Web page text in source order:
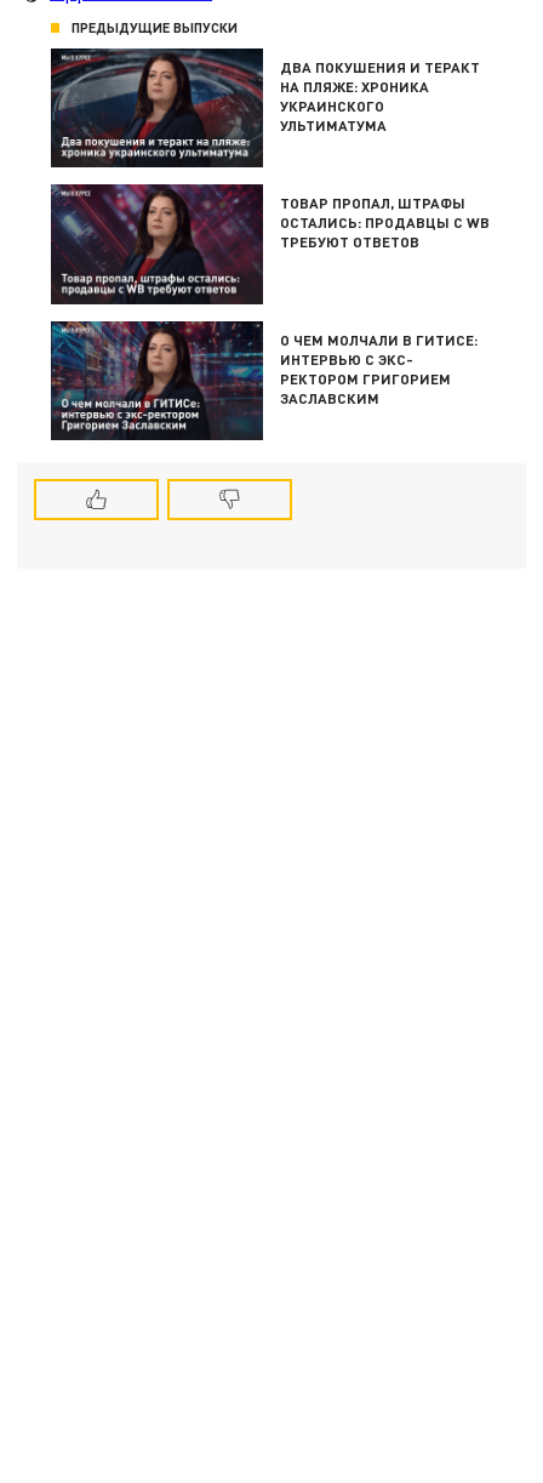
ПРЕДЫДУЩИЕ ВЫПУСКИ
ДВА ПОКУШЕНИЯ И ТЕРАКТ
НА ПЛЯЖЕ: ХРОНИКА
УКРАИНСКОГО
УЛЬТИМАТУМА
ТОВАР ПРОПАЛ, ШТРАФЫ
ОСТАЛИСЬ: ПРОДАВЦЫ С WB
ТРЕБУЮТ ОТВЕТОВ
О ЧЕМ МОЛЧАЛИ В ГИТИСЕ:
ИНТЕРВЬЮ С ЭКС-
РЕКТОРОМ ГРИГОРИЕМ
ЗАСЛАВСКИМ